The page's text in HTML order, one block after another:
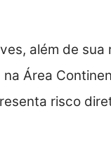
além de
Área
risco